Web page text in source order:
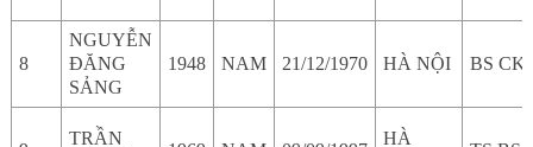
8
NGUYỄN
ĐĂNG
SẢNG
1948 NAM 21/12/1970 HÀ NỘI BS
TRẦN
HÀ